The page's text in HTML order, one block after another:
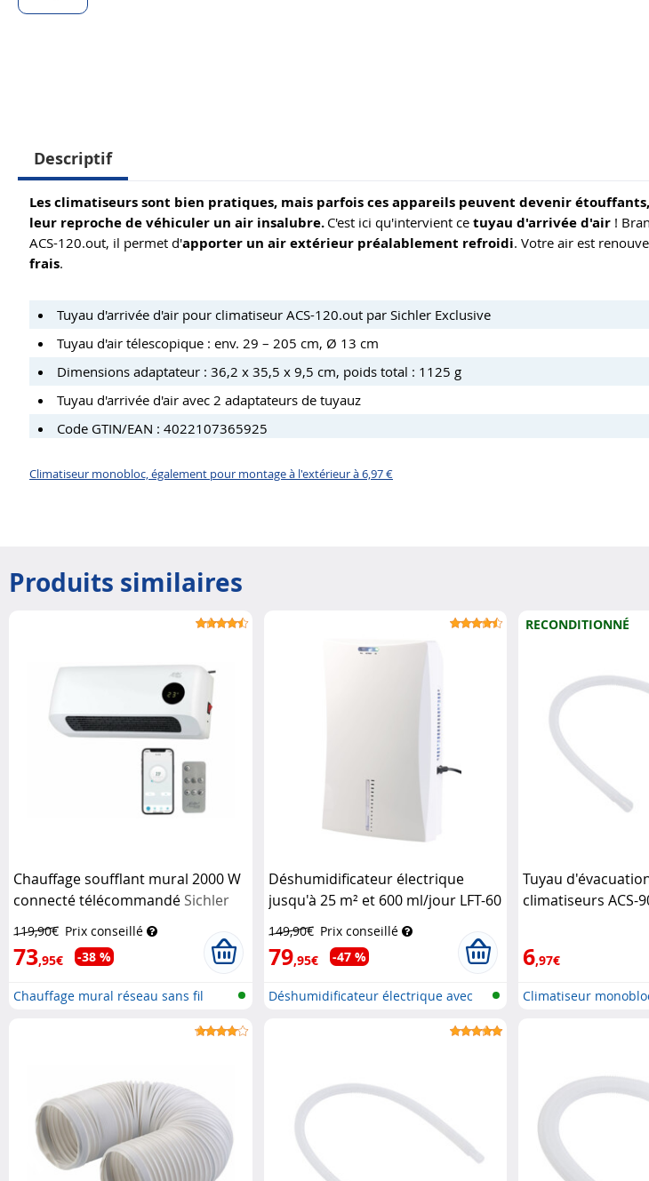
Descriptif
Les climatiseurs sont bien pratiques, mais parfois ces appareils peuvent devenir
leur reproche de véhiculer un air insalubre. C'est ici qu'intervient ce tuyau d'arrivée d'air !
ACS-120.out, il permet d'apporter un air extérieur préalablement refroidi. Votre air est
frais.
Tuyau d'arrivée d'air pour climatiseur ACS-120.out par Sichler Exclusive
Tuyau d'air télescopique : env. 29 – 205 cm, Ø 13 cm
Dimensions adaptateur : 36,2 x 35,5 x 9,5 cm, poids total : 1125 g
Tuyau d'arrivée d'air avec 2 adaptateurs de tuyauz
Code GTIN/EAN : 4022107365925
Climatiseur monobloc, également pour montage à l'extérieur à 6,97 €
Produits similaires
Chauffage soufflant mural 2000 W
connecté télécommandé Sichler
Haushaltsgeräte
119,90€ Prix conseillé
73,95€ -38 %
Chauffage mural réseau sans fil
Déshumidificateur électrique
jusqu'à 25 m² et 600 ml/jour LFT-60
Sichler Haushaltsgeräte
149,90€ Prix conseillé
79,95€ -47 %
Déshumidificateur électrique avec
RECONDITIONNÉ
Tuyau
climatiseurs ACS-
6,97€
Climatiseur